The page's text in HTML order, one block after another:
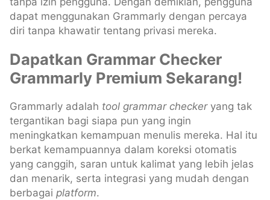
dapat menggunakan Grammarly dengan percaya
diri tanpa khawatir tentang privasi mereka.
Dapatkan Grammar Checker
Grammarly Premium Sekarang!
Grammarly adalah tool grammar checkeryang tak
tergantikan bagi siapa pun yang ingin
meningkatkan kemampuan menulis mereka. Hal itu
berkat kemampuannya dalam koreksi otomatis
yang canggih, saran untuk kalimat yang lebih jelas
dan menarik, serta integrasi yang mudah dengan
berbagai platform.